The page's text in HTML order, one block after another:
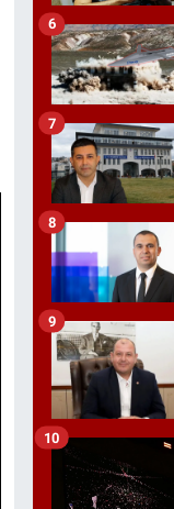
6
7
8
9
10